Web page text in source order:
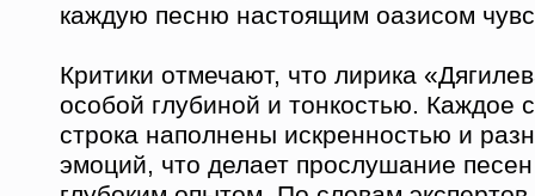
каждую песню настоящим оазисом
Критики отмечают, что лирика
особой глубиной и тонкостью. Каждое
строка наполнены искренностью и
эмоций, что делает прослушание